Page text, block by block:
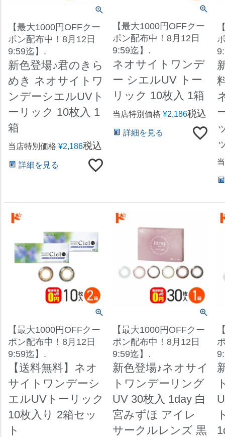
【最大1000円OFFクー
ポン配布中！8月12日
9:59迄】.
新色登場♪君のきら
めき ネオサイトワ
ンデーシエルUVト
ーリック 10枚入 1
箱
当店特別価格 ¥2,186税込
詳細を見る
【最大1000円OFFクー
ポン配布中！8月12日
9:59迄】.
ネオサイトワンデ
ー シエルUV トー
リック 10枚入 1箱
当店特別価格 ¥2,186税込
詳細を見る
【最大1000円OFFクー
ポン配布中！8月12日
9:59迄】.
【送料無料】ネオ
サイトワンデーシ
エルUVトーリック
10枚入り 2箱セッ
ト
【最大1000円OFFクー
ポン配布中！8月12日
9:59迄】.
新色登場♪ネオサイ
トワンデーリング
UV 30枚入 1day 白
宮みずほ アイレ
サークルレンズ 黒